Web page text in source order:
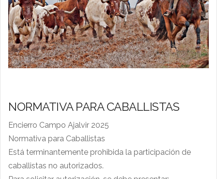
NORMATIVA PARA CABALLISTAS
Encierro Campo Ajalvir 2025
Normativa para Caballistas
Está terminantemente prohibida la participación de
caballistas no autorizados.